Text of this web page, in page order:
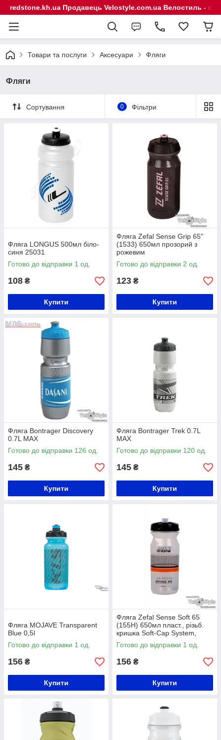
redstone.kh.ua Продавець Velostyle.com.ua Велостиль -
Товари та послуги Аксесуари Фляги
Фляги
Сортування 0 Фільтри
Фляга LONGUS 500мл біло-
синя 25031
Готово до відправки 1 од.
108 ₴
Купити
Фляга Zefal Sense Grip 65"
(1533) 650мл прозорий з
рожевим
Готово до відправки 2 од.
123 ₴
Купити
Фляга Bontrager Discovery
0.7L MAX
Готово до відправки 126 од.
145 ₴
Купити
Фляга Bontrager Trek 0.7L
MAX
Готово до відправки 120 од.
145 ₴
Купити
Фляга MOJAVE Transparent
Blue 0,5l
Готово до відправки 1 од.
156 ₴
Купити
Фляга Zefal Sense Soft 65
(155H) 650мл пласт., різьб.
кришка Soft-Cap System,
прозр.
Готово до відправки 1 од.
156 ₴
Купити